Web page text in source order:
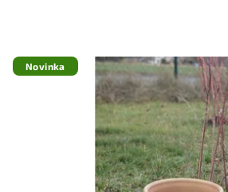
Novinka